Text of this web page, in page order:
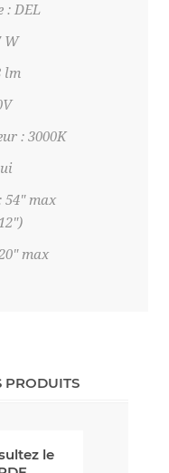
: DEL
W
lm
: 3000K
54" max
max
PRODUITS
le